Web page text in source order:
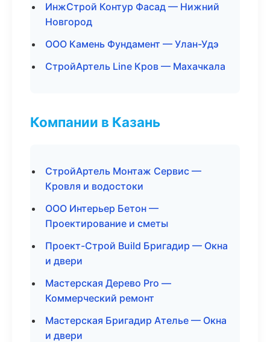
ИнжСтрой Контур Фасад — Нижний
Новгород
ООО Камень Фундамент — Улан-Удэ
СтройАртель Line Кров — Махачкала
Компании в Казань
СтройАртель Монтаж Сервис —
Кровля и водостоки
ООО Интерьер Бетон —
Проектирование и сметы
Проект-Строй Build Бригадир — Окна
и двери
Мастерская Дерево Pro —
Коммерческий ремонт
Мастерская Бригадир Ателье — Окна
и двери